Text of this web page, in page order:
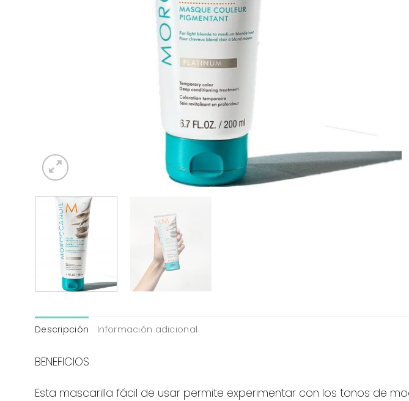
Descripción Información adicional
BENEFICIOS
Esta mascarilla fácil de usar permite experimentar con los tonos de